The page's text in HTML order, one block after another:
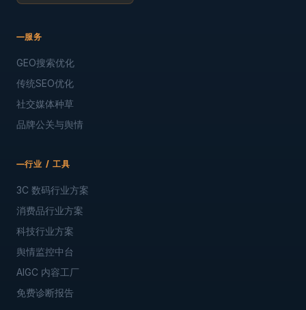
服务
GEO搜索优化
传统SEO优化
社交媒体种草
品牌公关与舆情
行业 / 工具
3C 数码行业方案
消费品行业方案
科技行业方案
舆情监控中台
AIGC 内容工厂
免费诊断报告